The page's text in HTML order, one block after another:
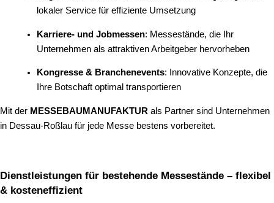
lokaler Service für effiziente Umsetzung
Karriere- und Jobmessen: Messestände, die Ihr
Unternehmen als attraktiven Arbeitgeber hervorheben
Kongresse & Branchenevents: Innovative Konzepte, die
Ihre Botschaft optimal transportieren
Mit der MESSEBAUMANUFAKTUR als Partner sind Unternehmen
in Dessau-Roßlau für jede Messe bestens vorbereitet.
Dienstleistungen für bestehende Messestände – flexibel
& kosteneffizient